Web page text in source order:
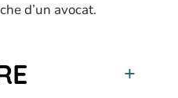
d’un avocat.